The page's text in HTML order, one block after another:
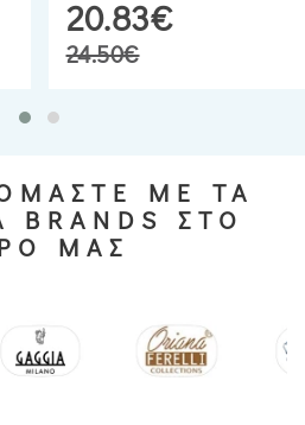
20.83€
24.50€
ΜΕ ΤΑ
BRANDS ΣΤΟ
ΜΑΣ